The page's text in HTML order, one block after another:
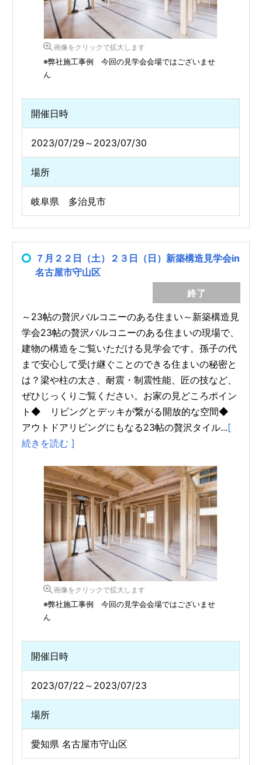
画像をクリックで拡大します
※弊社施工事例 今回の見学会会場ではございませ
ん
開催日時
2023/07/29～2023/07/30
場所
岐阜県 多治見市
７月２２日（土）２３日（日）新築構造見学会in
名古屋市守山区
終了
～23帖の贅沢バルコニーのある住まい～新築構造見
学会23帖の贅沢バルコニーのある住まいの現場で、
建物の構造をご覧いただける見学会です。孫子の代
まで安心して受け継ぐことのできる住まいの秘密と
は？梁や柱の太さ、耐震・制震性能、匠の技など、
ぜひじっくりご覧ください。お家の見どころポイン
ト◆ リビングとデッキが繋がる開放的な空間◆
アウトドアリビングにもなる23帖の贅沢タイル...[
続きを読む ]
画像をクリックで拡大します
※弊社施工事例 今回の見学会会場ではございませ
ん
開催日時
2023/07/22～2023/07/23
場所
愛知県 名古屋市守山区